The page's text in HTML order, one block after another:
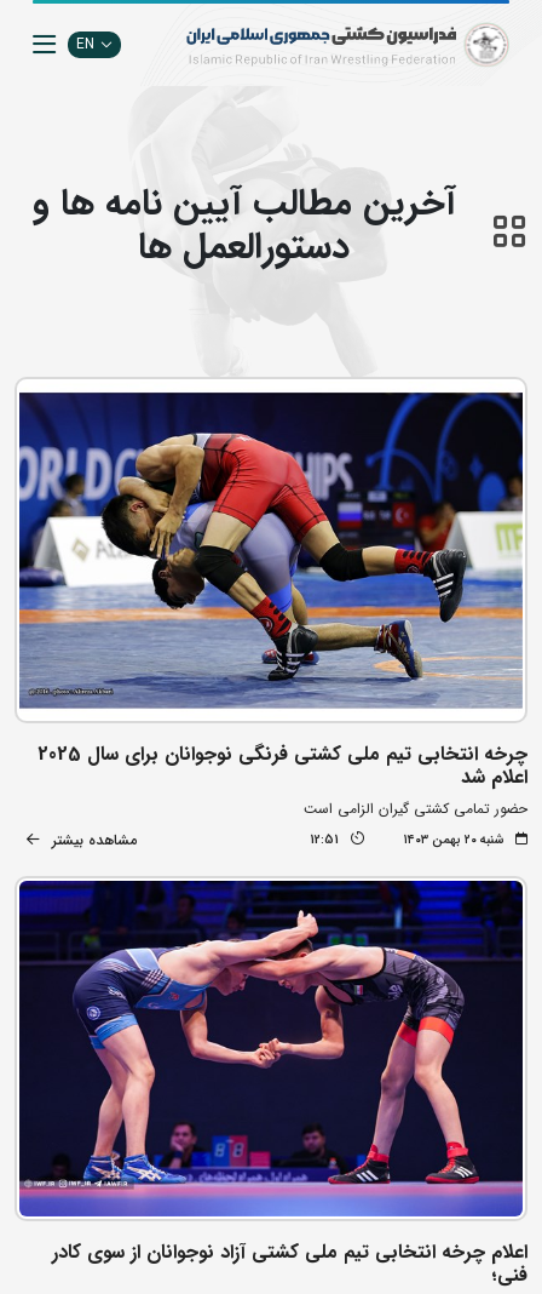
EN
آخرین مطالب آیین نامه ها و
دستورالعمل ها
چرخه انتخابی تیم ملی کشتی فرنگی نوجوانان برای سال 2025
اعلام شد
حضور تمامی کشتی گیران الزامی است
شنبه ۲۰ بهمن ۱۴۰۳ 12:51 مشاهده بیشتر
اعلام چرخه انتخابی تیم ملی کشتی آزاد نوجوانان از سوی کادر
فنی؛